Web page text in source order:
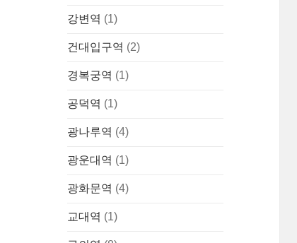
강변역 (1)
건대입구역 (2)
경복궁역 (1)
공덕역 (1)
광나루역 (4)
광운대역 (1)
광화문역 (4)
교대역 (1)